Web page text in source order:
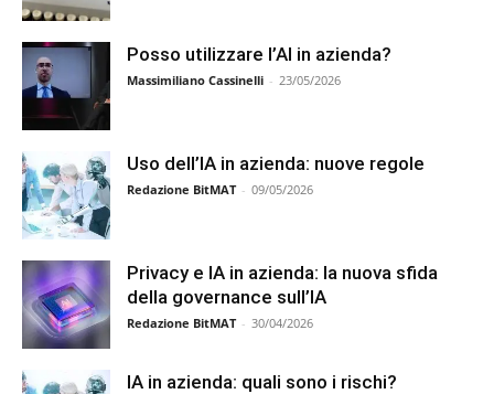
Posso utilizzare l’AI in azienda?
Massimiliano Cassinelli - 23/05/2026
Uso dell’IA in azienda: nuove regole
Redazione BitMAT - 09/05/2026
Privacy e IA in azienda: la nuova sfida
della governance sull’IA
Redazione BitMAT - 30/04/2026
IA in azienda: quali sono i rischi?